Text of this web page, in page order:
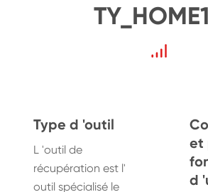
Type d 'outil
L 'outil de
récupération est l'
outil spécialisé le
et
d